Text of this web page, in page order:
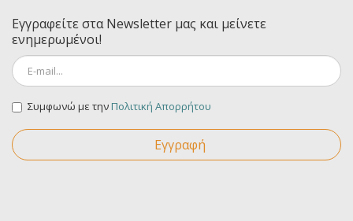
Εγγραφείτε στα Newsletter μας και μείνετε
ενημερωμένοι!
Συμφωνώ με τηνΠολιτική Απορρήτου
Εγγραφή